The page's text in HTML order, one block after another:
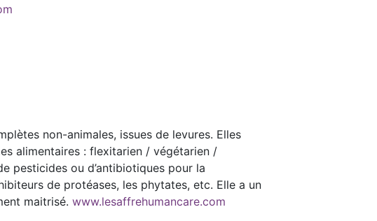
non-animales, issues de levures. Elles
alimentaires : flexitarien / végétarien /
pesticides ou d’antibiotiques pour la
de protéases, les phytates, etc. Elle a un
maitrisé. www.lesaffrehumancare.com